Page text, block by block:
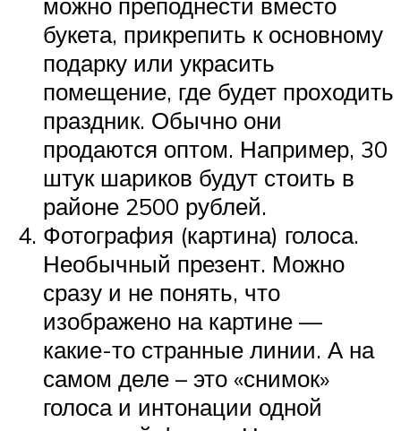
букета, прикрепить к основному
подарку или украсить
помещение, где будет проходить
праздник. Обычно они
продаются оптом. Например, 30
штук шариков будут стоить в
районе 2500 рублей.
Фотография (картина) голоса.
Необычный презент. Можно
сразу и не понять, что
изображено на картине —
какие-то странные линии. А на
самом деле – это «снимок»
голоса и интонации одной